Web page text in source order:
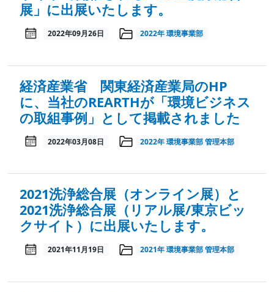
展」に出展いたします。
2022年09月26日 2022年環境事業部
経済産業省 関東経済産業局のHP
に、当社のREARTHが「環境ビジネス
の取組事例」として掲載されました
2022年03月08日 2022年環境事業部管理本部
2021洗浄総合展（オンライン展）と
2021洗浄総合展（リアル展/東京ビッ
クサイト）に出展いたします。
2021年11月19日 2021年環境事業部管理本部